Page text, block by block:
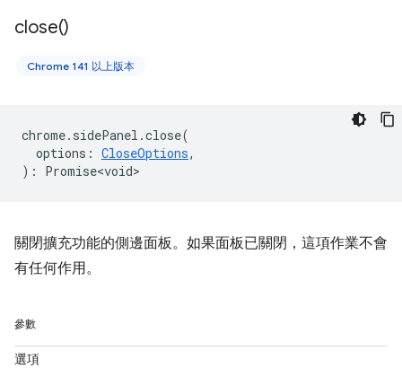
close()
Chrome 141 以上版本
chrome. sidePanel .close(
options : CloseOptions,
) : Promise<void>
關閉擴充功能的側邊面板。如果面板已關閉，這項作業不會
有任何作用。
參數
選項